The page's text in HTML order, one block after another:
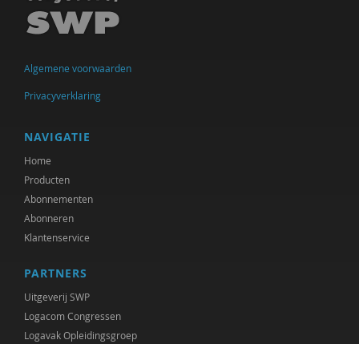
Algemene voorwaarden
Privacyverklaring
NAVIGATIE
Home
Producten
Abonnementen
Abonneren
Klantenservice
PARTNERS
Uitgeverij SWP
Logacom Congressen
Logavak Opleidingsgroep